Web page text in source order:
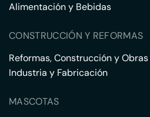
Alimentación y Bebidas
CONSTRUCCIÓN Y REFORMAS
Reformas, Construcción y Obras
Industria y Fabricación
MASCOTAS